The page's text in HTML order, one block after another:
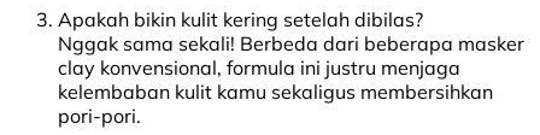
Apakah bikin kulit kering setelah dibilas?
Nggak sama sekali! Berbeda dari beberapa masker
clay konvensional, formula ini justru menjaga
kelembaban kulit kamu sekaligus membersihkan
pori-pori.